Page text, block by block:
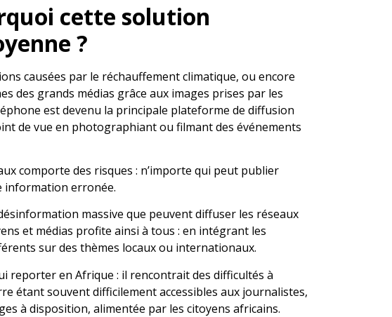
cette solution
?
causées par le réchauffement climatique, ou encore
des grands médias grâce aux images prises par les
est devenu la principale plateforme de diffusion
de vue en photographiant ou filmant des événements
comporte des risques : n’importe qui peut publier
information erronée.
massive que peuvent diffuser les réseaux
et médias profite ainsi à tous : en intégrant les
sur des thèmes locaux ou internationaux.
reporter en Afrique : il rencontrait des difficultés à
étant souvent difficilement accessibles aux journalistes,
à disposition, alimentée par les citoyens africains.